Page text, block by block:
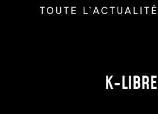
K-LIBRE